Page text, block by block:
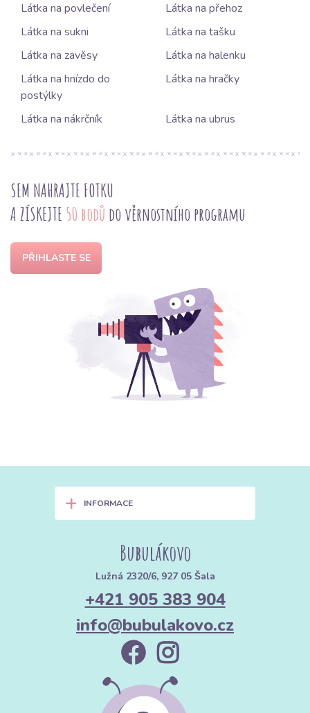
Látka na povlečení
Látka na přehoz
Látka na sukni
Látka na tašku
Látka na zavěsy
Látka na halenku
Látka na hnízdo do
postýlky
Látka na hračky
Látka na nákrčník Látka na ubrus
SEM NAHRAJTE FOTKU
A ZÍSKEJTE 50 bodů do věrnostního programu
PŘIHLASTE SE
+ INFORMACE
Bubulákovo
Lužná 2320/6, 927 05 Šala
+421 905 383 904
info@bubulakovo.cz